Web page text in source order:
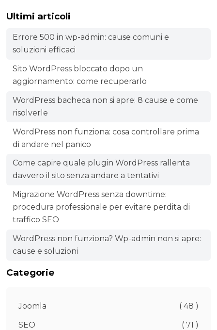
Ultimi articoli
Errore 500 in wp-admin: cause comuni e
soluzioni efficaci
Sito WordPress bloccato dopo un
aggiornamento: come recuperarlo
WordPress bacheca non si apre: 8 cause e come
risolverle
WordPress non funziona: cosa controllare prima
di andare nel panico
Come capire quale plugin WordPress rallenta
davvero il sito senza andare a tentativi
Migrazione WordPress senza downtime:
procedura professionale per evitare perdita di
traffico SEO
WordPress non funziona? Wp-admin non si apre:
cause e soluzioni
Categorie
Joomla ( 48 )
SEO ( 71 )